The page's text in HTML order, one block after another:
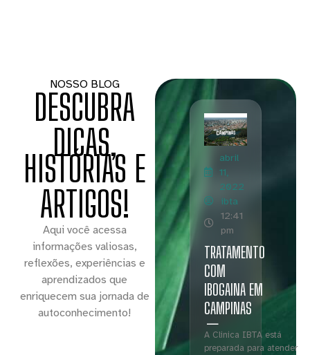
NOSSO BLOG
DESCUBRA
DICAS,
HISTÓRIAS E
ARTIGOS!
Aqui você acessa
informações valiosas,
reflexões, experiências e
aprendizados que
enriquecem sua jornada de
autoconhecimento!
abril
11,
2022
ibta
12:41
pm
TRATAMENTO
COM
IBOGAINA EM
CAMPINAS
A Clinica IBTA está
preparada para atender